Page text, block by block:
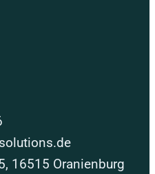
16515 Oranienburg